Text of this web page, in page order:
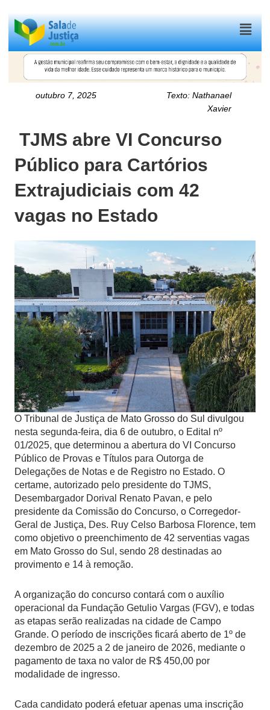
Menu
outubro 7, 2025 Texto:Nathanael
Xavier
TJMS abre VI Concurso
Público para Cartórios
Extrajudiciais com 42
vagas no Estado
O Tribunal de Justiça de Mato Grosso do Sul divulgou
nesta segunda-feira, dia 6 de outubro, o Edital nº
01/2025, que determinou a abertura do VI Concurso
Público de Provas e Títulos para Outorga de
Delegações de Notas e de Registro no Estado. O
certame, autorizado pelo presidente do TJMS,
Desembargador Dorival Renato Pavan, e pelo
presidente da Comissão do Concurso, o Corregedor-
Geral de Justiça, Des. Ruy Celso Barbosa Florence, tem
como objetivo o preenchimento de 42 serventias vagas
em Mato Grosso do Sul, sendo 28 destinadas ao
provimento e 14 à remoção.
A organização do concurso contará com o auxílio
operacional da Fundação Getulio Vargas (FGV), e todas
as etapas serão realizadas na cidade de Campo
Grande. O período de inscrições ficará aberto de 1º de
dezembro de 2025 a 2 de janeiro de 2026, mediante o
pagamento de taxa no valor de R$ 450,00 por
modalidade de ingresso.
Cada candidato poderá efetuar apenas uma inscrição